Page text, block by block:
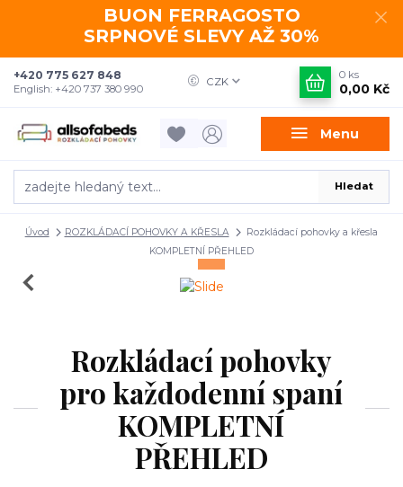
BUON FERRAGOSTO
SRPNOVÉ SLEVY AŽ 30%
Menu
CZK
Hledat
+420 775 627 848
English: +420 737 380 990
0 ks
0,00 Kč
Úvod ROZKLÁDACÍ POHOVKY A KŘESLA
Rozkládací pohovky a křesla
KOMPLETNÍ PŘEHLED
Rozkládací pohovky
pro každodenní spaní
KOMPLETNÍ
PŘEHLED